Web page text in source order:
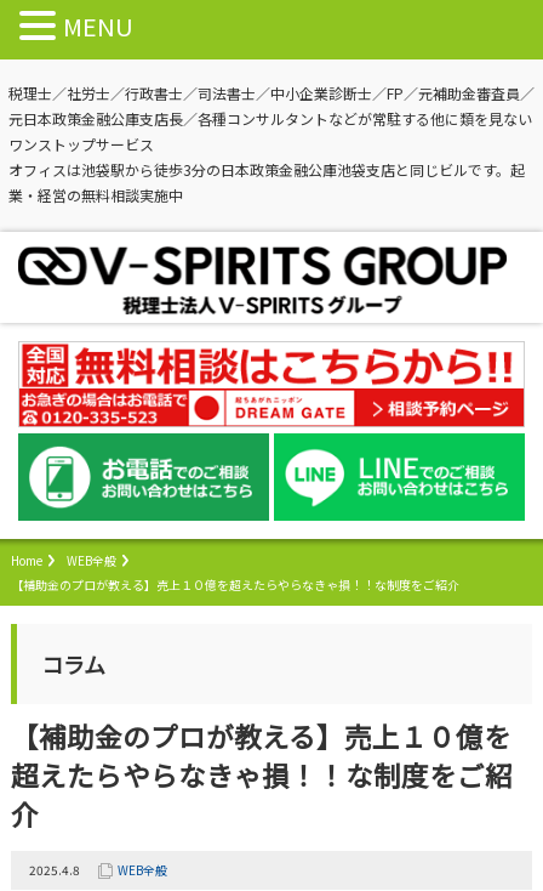
税理士／社労士／行政書士／司法書士／中小企業診断士／FP／元補助金審査員／
元日本政策金融公庫支店長／各種コンサルタントなどが常駐する他に類を見ない
ワンストップサービス
オフィスは池袋駅から徒歩3分の日本政策金融公庫池袋支店と同じビルです。起
業・経営の無料相談実施中
Home
WEB全般
【補助金のプロが教える】売上１０億を超えたらやらなきゃ損！！な制度をご紹介
コラム
【補助金のプロが教える】売上１０億を
超えたらやらなきゃ損！！な制度をご紹
介
2025.4.8 WEB全般
MENU